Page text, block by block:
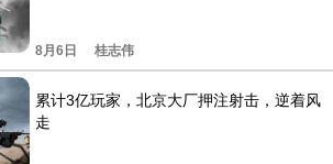
8月6日 桂志伟
累计3亿玩家，北京大厂押注射击，逆着风
走